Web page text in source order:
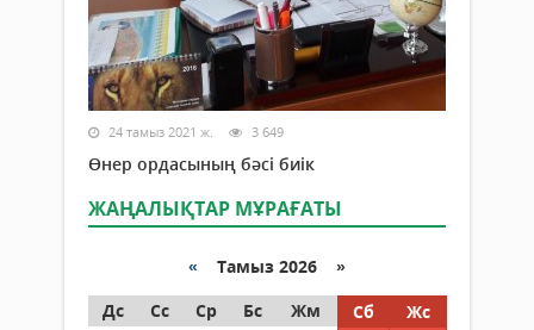
24 тамыз 2021 ж. 3 649
Өнер ордасының бәсі биік
ЖАҢАЛЫҚТАР МҰРАҒАТЫ
« Тамыз 2026 »
Дс
Сс Ср Бс Жм Сб
Жс